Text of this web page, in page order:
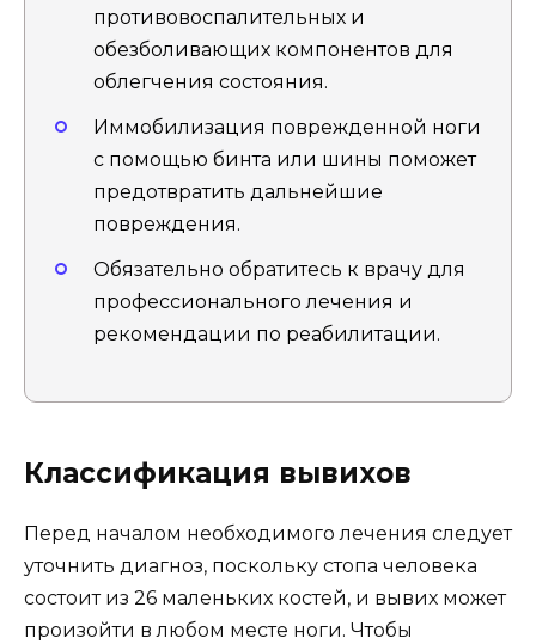
противовоспалительных и
обезболивающих компонентов для
облегчения состояния.
Иммобилизация поврежденной ноги
с помощью бинта или шины поможет
предотвратить дальнейшие
повреждения.
Обязательно обратитесь к врачу для
профессионального лечения и
рекомендации по реабилитации.
Классификация вывихов
Перед началом необходимого лечения следует
уточнить диагноз, поскольку стопа человека
состоит из 26 маленьких костей, и вывих может
произойти в любом месте ноги. Чтобы